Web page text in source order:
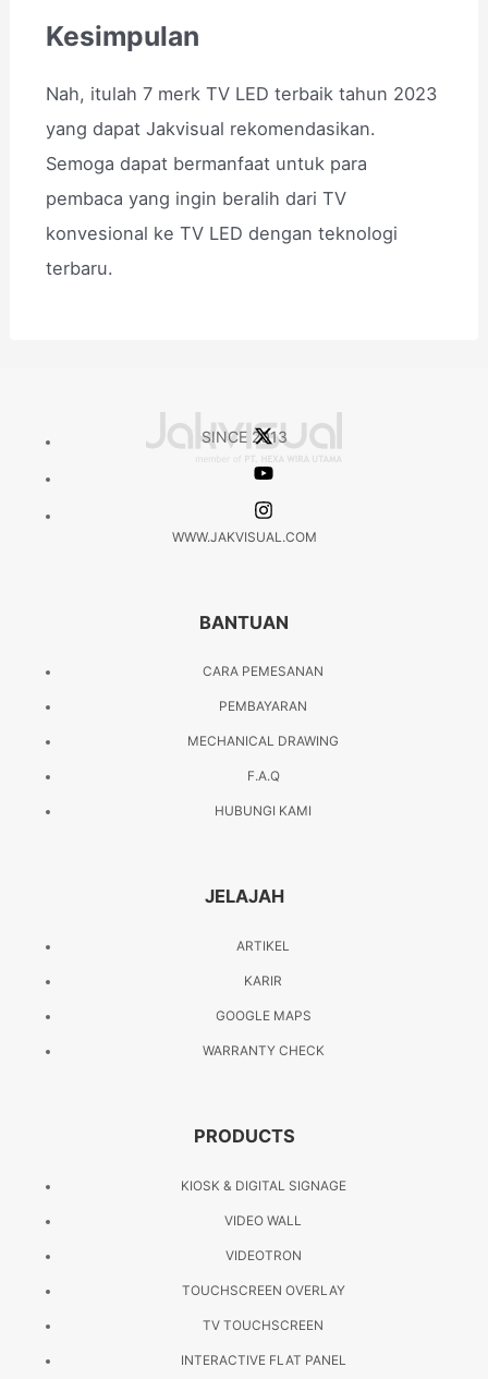
Kesimpulan
Nah, itulah 7 merk TV LED terbaik tahun 2023
yang dapat Jakvisual rekomendasikan.
Semoga dapat bermanfaat untuk para
pembaca yang ingin beralih dari TV
konvesional ke TV LED dengan teknologi
terbaru.
SINCE 2013
WWW.JAKVISUAL.COM
BANTUAN
CARA PEMESANAN
PEMBAYARAN
MECHANICAL DRAWING
F.A.Q
HUBUNGI KAMI
JELAJAH
ARTIKEL
KARIR
GOOGLE MAPS
WARRANTY CHECK
PRODUCTS
KIOSK & DIGITAL SIGNAGE
VIDEO WALL
VIDEOTRON
TOUCHSCREEN OVERLAY
TV TOUCHSCREEN
INTERACTIVE FLAT PANEL